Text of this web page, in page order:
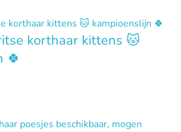
korthaar kittens 🐱
🍀
poesjes beschikbaar, mogen